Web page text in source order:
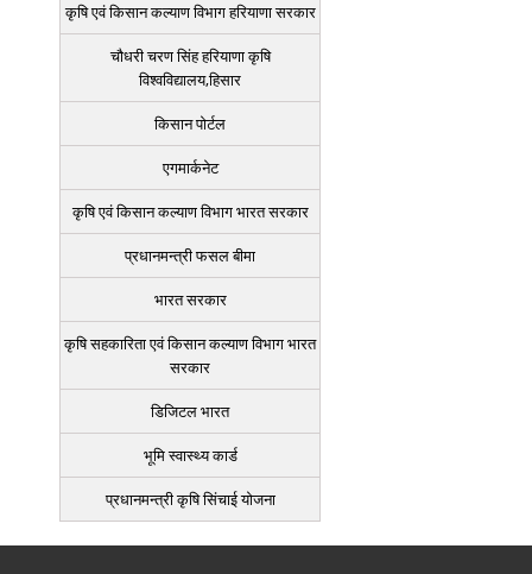
कृषि एवं किसान कल्याण विभाग हरियाणा सरकार
चौधरी चरण सिंह हरियाणा कृषि
विश्वविद्यालय,हिसार
किसान पोर्टल
एगमार्कनेट
कृषि एवं किसान कल्याण विभाग भारत सरकार
प्रधानमन्त्री फसल बीमा
भारत सरकार
कृषि सहकारिता एवं किसान कल्याण विभाग भारत
सरकार
डिजिटल भारत
भूमि स्वास्थ्य कार्ड
प्रधानमन्त्री कृषि सिंचाई योजना